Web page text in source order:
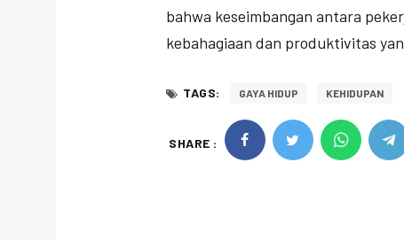
bahwa keseimbangan antara
kebahagiaan dan produktivitas
TAGS: GAYA HIDUP KEHIDUPAN
SHARE :